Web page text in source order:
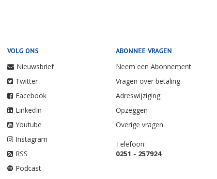
VOLG ONS
Nieuwsbrief
Twitter
Facebook
LinkedIn
Youtube
Instagram
RSS
Podcast
ABONNEE VRAGEN
Neem een Abonnement
Vragen over betaling
Adreswijziging
Opzeggen
Overige vragen
Telefoon:
0251 - 257924